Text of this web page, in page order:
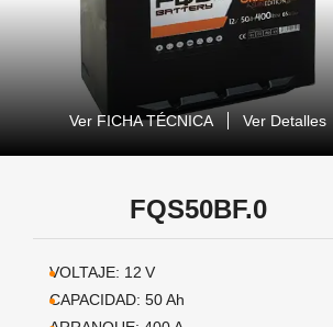
Ver FICHA TÉCNICA Ver Detalles
FQS50BF.0
VOLTAJE: 12 V
CAPACIDAD: 50Ah